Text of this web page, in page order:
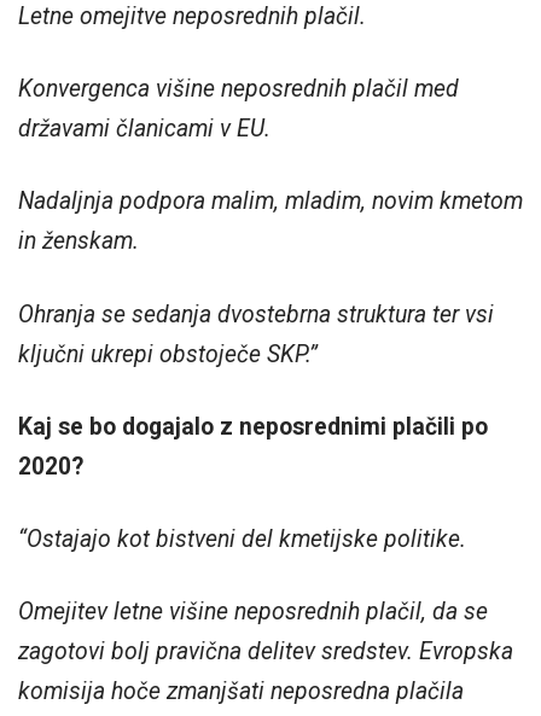
Letne omejitve neposrednih plačil.
Konvergenca višine neposrednih plačil med
državami članicami v EU.
Nadaljnja podpora malim, mladim, novim kmetom
in ženskam.
Ohranja se sedanja dvostebrna struktura ter vsi
ključni ukrepi obstoječe SKP.”
Kaj se bo dogajalo z neposrednimi plačili po
2020?
“Ostajajo kot bistveni del kmetijske politike.
Omejitev letne višine neposrednih plačil, da se
zagotovi bolj pravična delitev sredstev. Evropska
komisija hoče zmanjšati neposredna plačila